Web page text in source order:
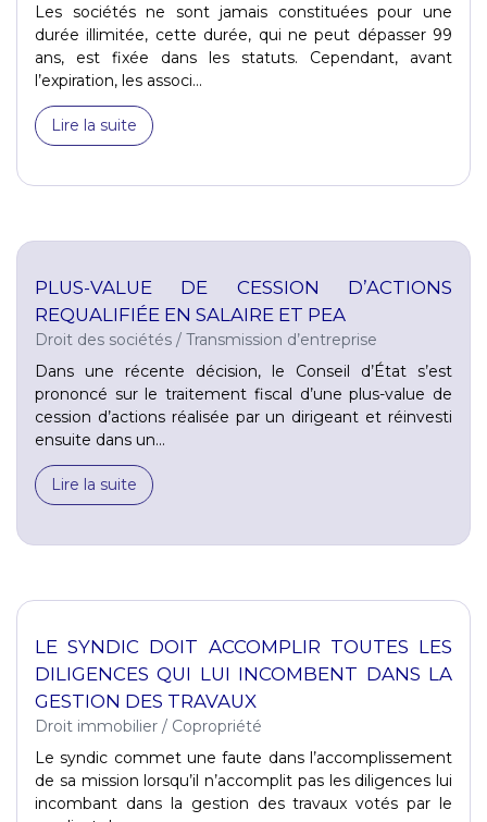
Les sociétés ne sont jamais constituées pour une
durée illimitée, cette durée, qui ne peut dépasser 99
ans, est fixée dans les statuts. Cependant, avant
l’expiration, les associ...
Lire la suite
PLUS-VALUE DE CESSION D’ACTIONS
REQUALIFIÉE EN SALAIRE ET PEA
Droit des sociétés / Transmission d’entreprise
Dans une récente décision, le Conseil d’État s’est
prononcé sur le traitement fiscal d’une plus-value de
cession d’actions réalisée par un dirigeant et réinvesti
ensuite dans un...
Lire la suite
LE SYNDIC DOIT ACCOMPLIR TOUTES LES
DILIGENCES QUI LUI INCOMBENT DANS LA
GESTION DES TRAVAUX
Droit immobilier / Copropriété
Le syndic commet une faute dans l’accomplissement
de sa mission lorsqu’il n’accomplit pas les diligences lui
incombant dans la gestion des travaux votés par le